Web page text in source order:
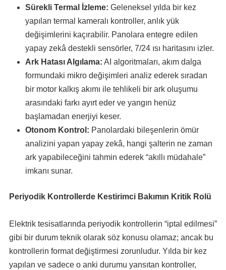
Sürekli Termal İzleme: Geleneksel yılda bir kez
yapılan termal kameralı kontroller, anlık yük
değişimlerini kaçırabilir. Panolara entegre edilen
yapay zekâ destekli sensörler, 7/24 ısı haritasını izler.
Ark Hatası Algılama: AI algoritmaları, akım dalga
formundaki mikro değişimleri analiz ederek sıradan
bir motor kalkış akımı ile tehlikeli bir ark oluşumu
arasındaki farkı ayırt eder ve yangın henüz
başlamadan enerjiyi keser.
Otonom Kontrol: Panolardaki bileşenlerin ömür
analizini yapan yapay zekâ, hangi şalterin ne zaman
ark yapabileceğini tahmin ederek “akıllı müdahale”
imkanı sunar.
Periyodik Kontrollerde Kestirimci Bakımın Kritik Rolü
Elektrik tesisatlarında periyodik kontrollerin “iptal edilmesi”
gibi bir durum teknik olarak söz konusu olamaz; ancak bu
kontrollerin format değiştirmesi zorunludur. Yılda bir kez
yapılan ve sadece o anki durumu yansıtan kontroller,